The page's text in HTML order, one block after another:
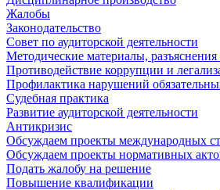
Жалобы
Законодательство
Совет по аудиторской деятельности
Методические материалы,
Противодействие коррупции и
Профилактика нарушений
Судебная практика
Развитие аудиторской деятельности
Антикризис
Обсуждаем проекты международных
Обсуждаем проекты нормативных
Подать жалобу на решение
Повышение квалификации